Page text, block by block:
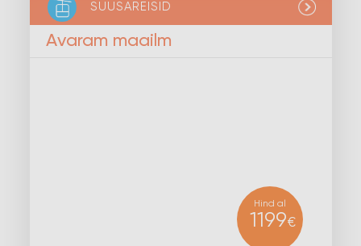
SUUSAREISID
Avaram maailm
Hind al
1199€